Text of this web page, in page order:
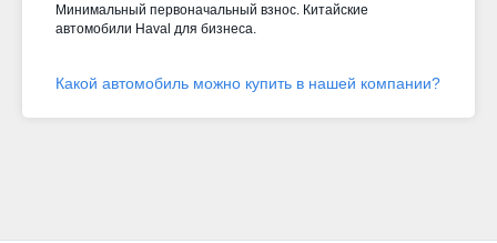
Минимальный первоначальный взнос. Китайские
автомобили Haval для бизнеса.
Какой автомобиль можно купить в нашей компании?